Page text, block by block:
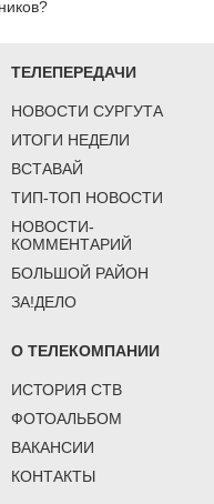
ТЕЛЕПЕРЕДАЧИ
НОВОСТИ СУРГУТА
ИТОГИ НЕДЕЛИ
ВСТАВАЙ
ТИП-ТОП НОВОСТИ
НОВОСТИ-
КОММЕНТАРИЙ
БОЛЬШОЙ РАЙОН
ЗА!ДЕЛО
О ТЕЛЕКОМПАНИИ
ИСТОРИЯ СТВ
ФОТОАЛЬБОМ
ВАКАНСИИ
КОНТАКТЫ